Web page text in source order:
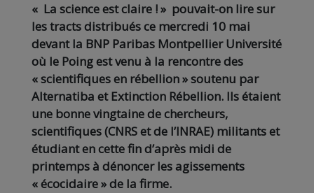
« La science est claire ! » pouvait-on lire sur
les tracts distribués ce mercredi 10 mai
devant la BNP Paribas Montpellier Université
où le Poing est venu à la rencontre des
« scientifiques en rébellion » soutenu par
Alternatiba et Extinction Rébellion. Ils étaient
une bonne vingtaine de chercheurs,
scientifiques (CNRS et de l’INRAE) militants et
étudiant en cette fin d’après midi de
printemps à dénoncer les agissements
« écocidaire » de la firme.